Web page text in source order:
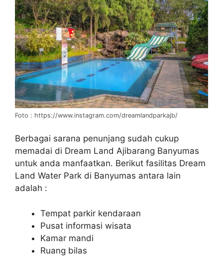
Foto : https://www.instagram.com/dreamlandparkajb/
Berbagai sarana penunjang sudah cukup
memadai di Dream Land Ajibarang Banyumas
untuk anda manfaatkan. Berikut fasilitas Dream
Land Water Park di Banyumas antara lain
adalah :
Tempat parkir kendaraan
Pusat informasi wisata
Kamar mandi
Ruang bilas